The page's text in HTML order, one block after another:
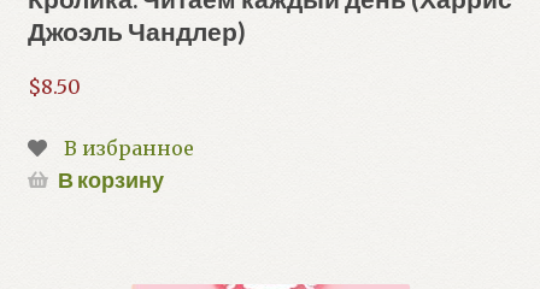
Джоэль Чандлер)
$8.50
В избранное
В корзину